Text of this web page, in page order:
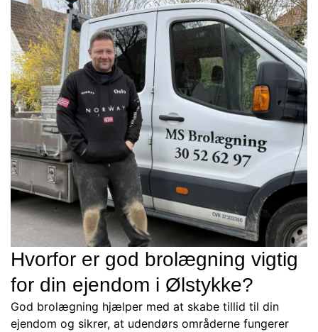
Hvorfor er god brolægning vigtig
for din ejendom i Ølstykke?
God brolægning hjælper med at skabe tillid til din
ejendom og sikrer, at udendørs områderne fungerer